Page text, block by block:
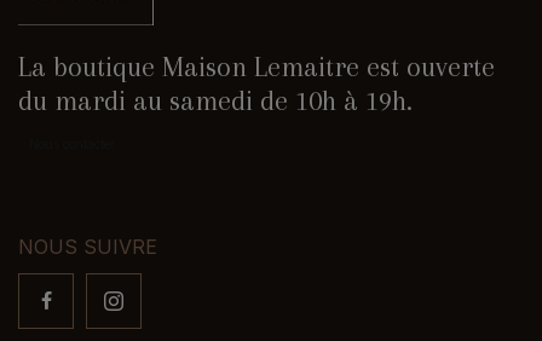
La boutique Maison Lemaitre est ouverte
du mardi au samedi de 10h à 19h.
NOUS SUIVRE